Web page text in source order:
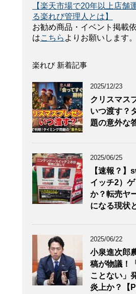
【楽天市場で20年以上店舗
る楽れび管理人とは】
お勧め商品・イベント掲載
はこちら よりお願いします。
楽れび 新着記事
2025/12/23
クリスマス
いつ渡す？
題の意外な
2025/06/25
【速報？】
イッチ2）
か？転売ヤ
になる現状
2025/06/22
小泉進次郎
稿が物議！
ことない」
炎上か？【